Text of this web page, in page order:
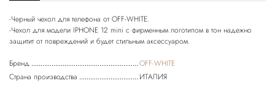
-Черный чехол для телефона от OFF-WHITE.
-Чехол для модели IPHONE 12 mini с фирменным логотипом в тон надежно
Бренд
OFF-WHITE
Страна производства
ИТАЛИЯ